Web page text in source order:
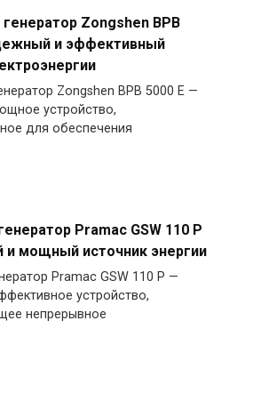
Zongshen BPB
и эффективный
Zongshen BPB 5000 E —
устройство,
для обеспечения
Pramac GSW 110 P
мощный источник энергии
Pramac GSW 110 P —
устройство,
непрерывное